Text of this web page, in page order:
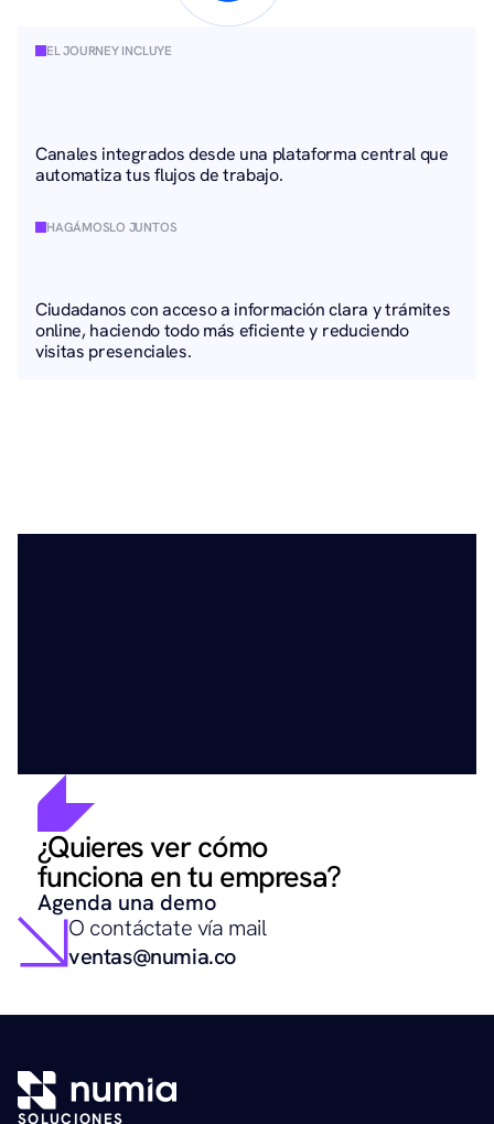
EL JOURNEY INCLUYE
Canales integrados desde una plataforma central que
automatiza tus flujos de trabajo.
HAGÁMOSLO JUNTOS
Ciudadanos con acceso a información clara y trámites
online, haciendo todo más eficiente y reduciendo
visitas presenciales.
¿Quieres ver cómo
funciona en tu empresa?
Agenda una demo
O contáctate vía mail
ventas@numia.co
SOLUCIONES